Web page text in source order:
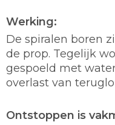
Werking:
De spiralen boren
de prop. Tegelijk
gespoeld met
overlast van
Ontstoppen is